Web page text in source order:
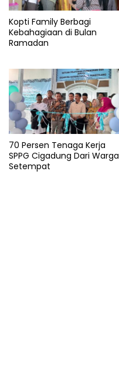
Kopti Family Berbagi
Kebahagiaan di Bulan
Ramadan
70 Persen Tenaga Kerja
SPPG Cigadung Dari Warga
Setempat